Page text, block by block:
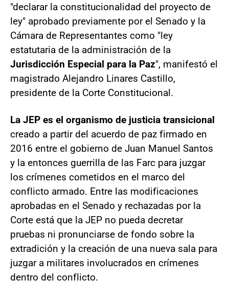
"declarar la constitucionalidad del proyecto de
ley" aprobado previamente por el Senado y la
Cámara de Representantes como "ley
estatutaria de la administración de la
Jurisdicción Especial para la Paz", manifestó el
magistrado Alejandro Linares Castillo,
presidente de la Corte Constitucional.
La JEP es el organismo de justicia transicional
creado a partir del acuerdo de paz firmado en
2016 entre el gobierno de Juan Manuel Santos
y la entonces guerrilla de las Farc para juzgar
los crímenes cometidos en el marco del
conflicto armado. Entre las modificaciones
aprobadas en el Senado y rechazadas por la
Corte está que la JEP no pueda decretar
pruebas ni pronunciarse de fondo sobre la
extradición y la creación de una nueva sala para
juzgar a militares involucrados en crímenes
dentro del conflicto.